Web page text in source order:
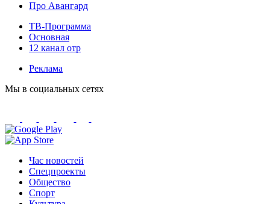
Про Авангард
ТВ-Программа
Основная
12 канал отр
Реклама
Мы в социальных сетях
Час новостей
Спецпроекты
Общество
Спорт